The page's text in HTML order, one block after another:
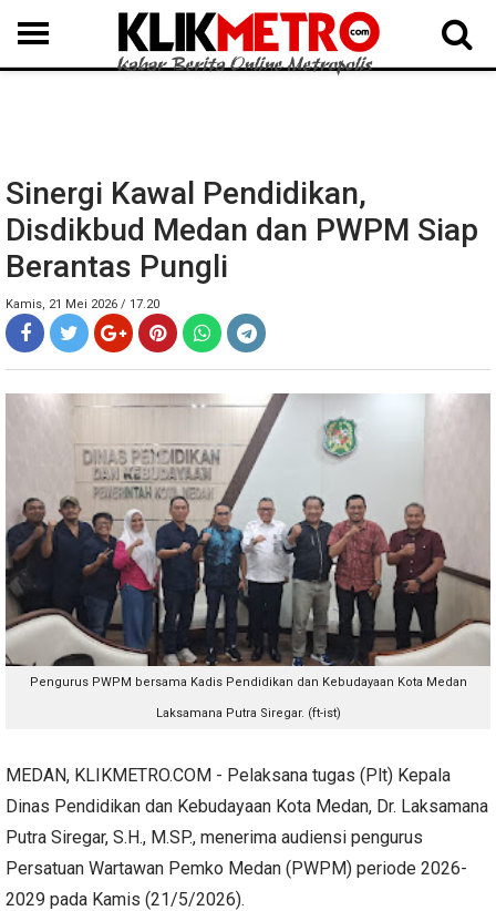
MEDAN LANGKAT DAIRI SAMOSIR TAPUT BATUBARA DELISERDANG
Sinergi Kawal Pendidikan,
Disdikbud Medan dan PWPM Siap
Berantas Pungli
Kamis, 21 Mei 2026 / 17.20
Pengurus PWPM bersama Kadis Pendidikan dan Kebudayaan Kota Medan
Laksamana Putra Siregar. (ft-ist)
MEDAN, KLIKMETRO.COM - Pelaksana tugas (Plt) Kepala
Dinas Pendidikan dan Kebudayaan Kota Medan, Dr. Laksamana
Putra Siregar, S.H., M.SP., menerima audiensi pengurus
Persatuan Wartawan Pemko Medan (PWPM) periode 2026-
2029 pada Kamis (21/5/2026).